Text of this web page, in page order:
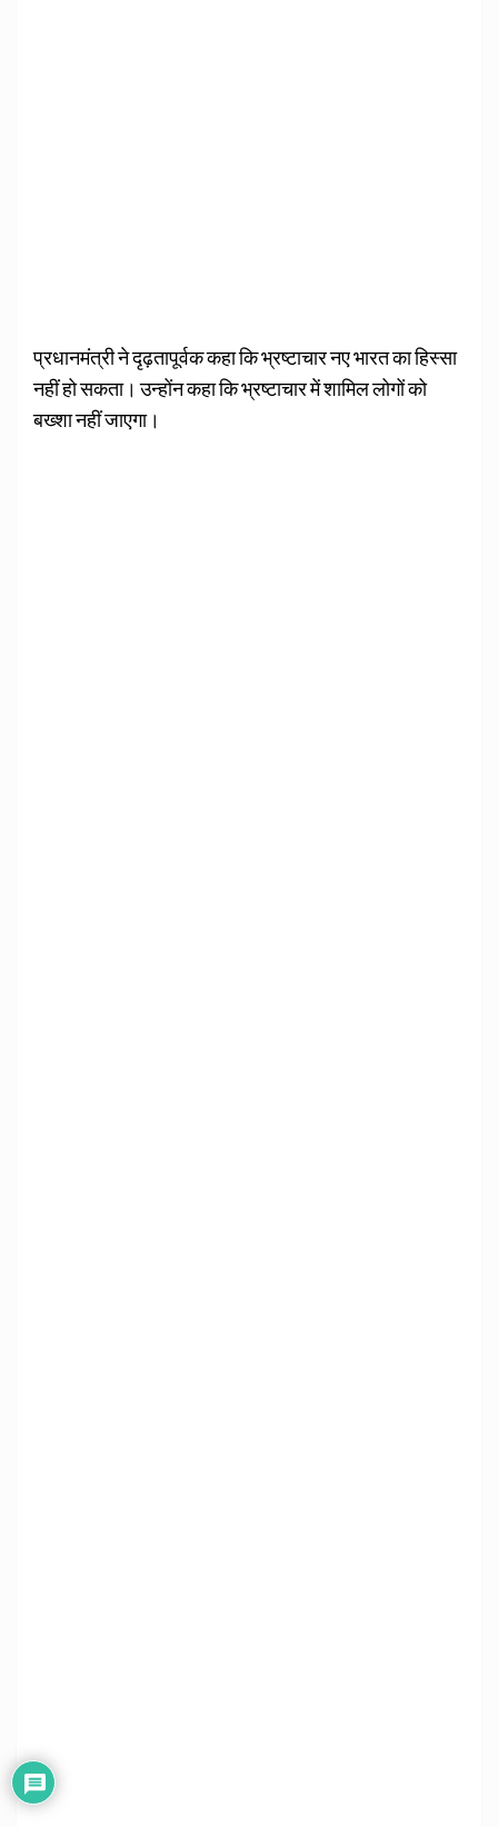
प्रधानमंत्री ने दृढ़तापूर्वक कहा कि भ्रष्टाचार नए भारत का हिस्सा
नहीं हो सकता। उन्होंन कहा कि भ्रष्टाचार में शामिल लोगों को
बख्शा नहीं जाएगा।